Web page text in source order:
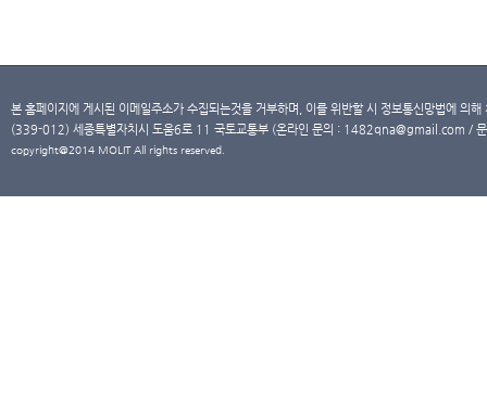
본 홈페이지에 게시된 이메일주소가 수집되는것을 거부하며, 이를 위반할 시 정보통신망법에 의
(339-012) 세종특별자치시 도움6로 11 국토교통부 (온라인 문의 : 1482qna@gmail.com /
copyright@2014 MOLIT All rights reserved.